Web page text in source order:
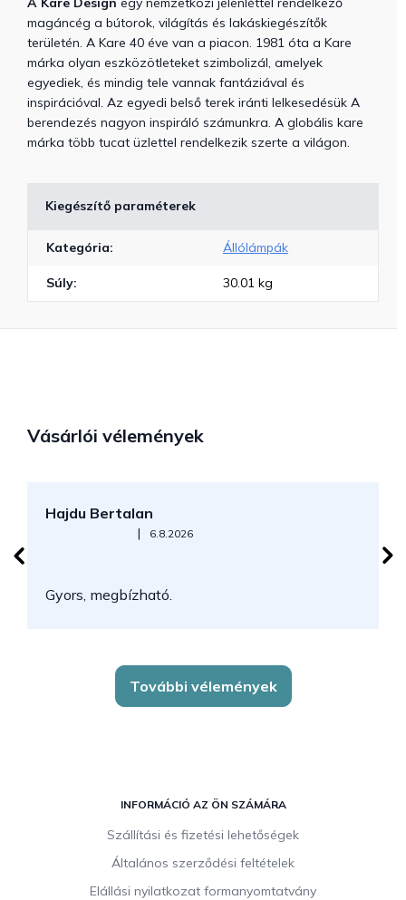
magáncég a bútorok, világítás és lakáskiegészítők
területén. A Kare 40 éve van a piacon. 1981 óta a Kare
márka olyan eszközötleteket szimbolizál, amelyek
egyediek, és mindig tele vannak fantáziával és
inspirációval. Az egyedi belső terek iránti lelkesedésük ​A
berendezés nagyon inspiráló számunkra. A globális kare
márka több tucat üzlettel rendelkezik szerte a világon.
Kiegészítő paraméterek
Kategória: Állólámpák
Súly: 30.01 kg
Vásárlói vélemények
Hajdu Bertalan
Az áruház értékelése 5-ből 5 csillag.
| 6.8.2026
Gyors, megbízható.
További vélemények
INFORMÁCIÓ AZ ÖN SZÁMÁRA
Szállítási és fizetési lehetőségek
Általános szerződési feltételek
Elállási nyilatkozat formanyomtatvány